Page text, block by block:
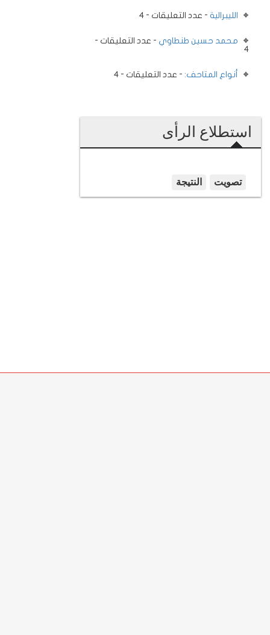
الليبرالية - عدد التعليقات - 4
محمد حسين طنطاوي - عدد التعليقات -
4
أنواع المتاحف: - عدد التعليقات - 4
استطلاع الرأى